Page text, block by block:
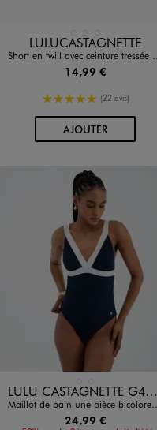
Disponible en 3 coloris
LULUCASTAGNETTE
Short en twill avec ceinture tressée bébé garçon - LuluCastagnette
14,99 €
5/5 de moyenne
(22 avis)
AJOUTERAU PANIER
Disponible en 2 coloris LULU CASTAGNETTE G4G D
Maillot de bain une pièce bicolore avec mousses amovibles femme - LuluCastagnette
24,99 €